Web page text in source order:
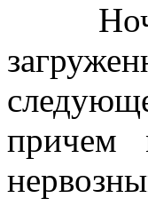
Ночь